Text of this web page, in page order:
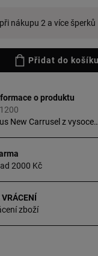
nákupu 2 a více šperků
Přidat do košíku
o produktu
New Carrusel z vysoce
2000 Kč
zboží